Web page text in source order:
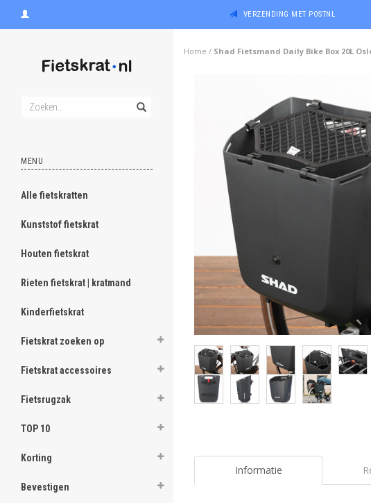
VERZENDING MET POSTNL
MENU
Alle fietskratten
Kunststof fietskrat
Houten fietskrat
Rieten fietskrat | kratmand
Kinderfietskrat
Fietskrat zoeken op
Fietskrat accessoires
Fietsrugzak
TOP 10
Korting
Bevestigen
Home / Shad Fietsmand Daily Bike Box 20L
Informatie